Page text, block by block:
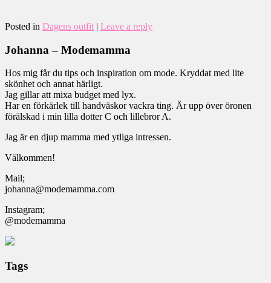
Posted in Dagens outfit | Leave a reply
Johanna – Modemamma
Hos mig får du tips och inspiration om mode. Kryddat med lite
skönhet och annat härligt.
Jag gillar att mixa budget med lyx.
Har en förkärlek till handväskor vackra ting. Är upp över öronen
förälskad i min lilla dotter C och lillebror A.
Jag är en djup mamma med ytliga intressen.
Välkommen!
Mail;
johanna@modemamma.com
Instagram;
@modemamma
Tags